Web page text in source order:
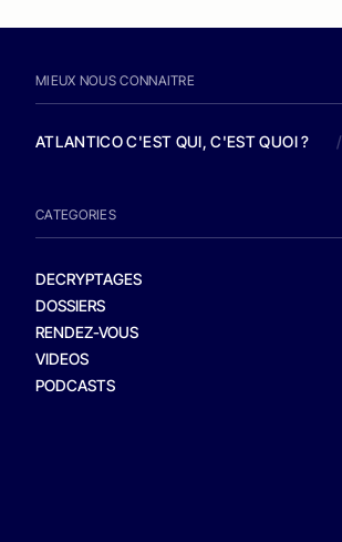
MIEUX NOUS CONNAITRE
ATLANTICO C'EST QUI, C'EST QUOI ? /
CATEGORIES
DECRYPTAGES
DOSSIERS
RENDEZ-VOUS
VIDEOS
PODCASTS